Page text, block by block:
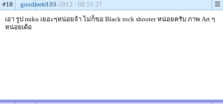
#18 goodmen12311-04-2012 - 08:51:27
เอา รูป miku เยอะๆหน่อยจ้า ไม่ก็ขอ Black rock shooter หน่อยครับ ภาพ Art ๆ
หน่อยเด้อ